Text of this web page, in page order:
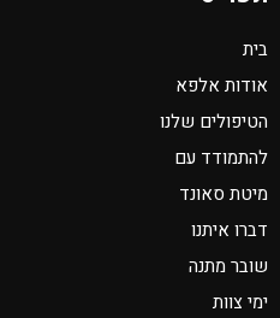
בית
אודות אלפא
הטיפולים שלנו
להתמודד עם
מיטת סאונד
דברו איתנו
שובר מתנה
ימי צוות